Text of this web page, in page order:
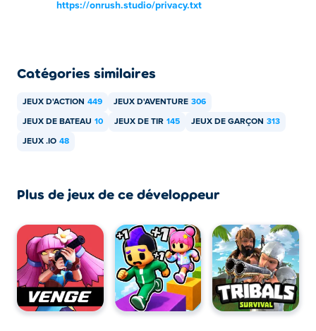
https://onrush.studio/privacy.txt
Catégories similaires
JEUX D'ACTION 449 JEUX D'AVENTURE 306
JEUX DE BATEAU 10 JEUX DE TIR 145 JEUX DE GARÇON 313
JEUX .IO 48
Plus de jeux de ce développeur